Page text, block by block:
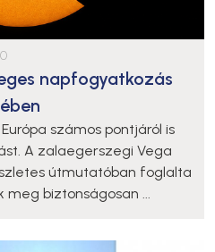
napfogyatkozás
számos pontjáról is
A zalaegerszegi Vega
útmutatóban foglalta
meg biztonságosan ...